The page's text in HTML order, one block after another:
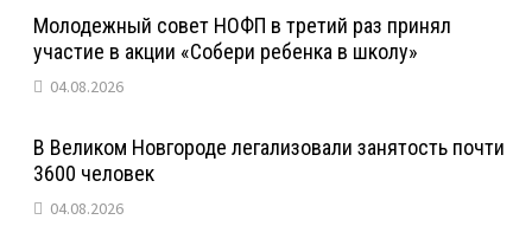
Молодежный совет НОФП в третий раз принял
участие в акции «Собери ребенка в школу»
04.08.2026
В Великом Новгороде легализовали занятость почти
3600 человек
04.08.2026